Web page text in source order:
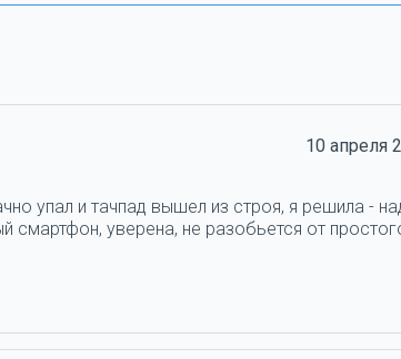
10 апреля
упал и тачпад вышел из строя, я решила -
смартфон, уверена, не разобьется от